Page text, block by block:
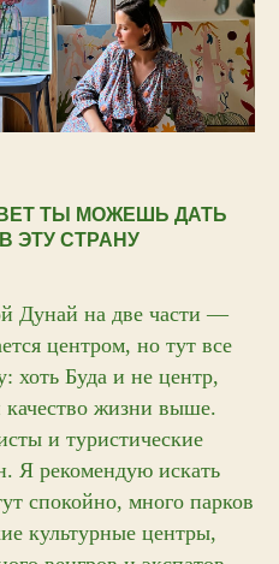
ТЫ МОЖЕШЬ ДАТЬ
ЭТУ СТРАНУ
Дунай на две части —
центром, но тут все
хоть Буда и не центр,
качество жизни выше.
и туристические
Я рекомендую искать
спокойно, много парков
культурные центры,